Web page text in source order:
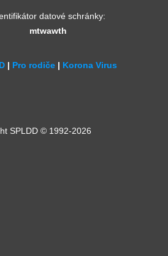
datové schránky:
mtwawth
| Pro rodiče | Korona Virus
SPLDD © 1992-2026